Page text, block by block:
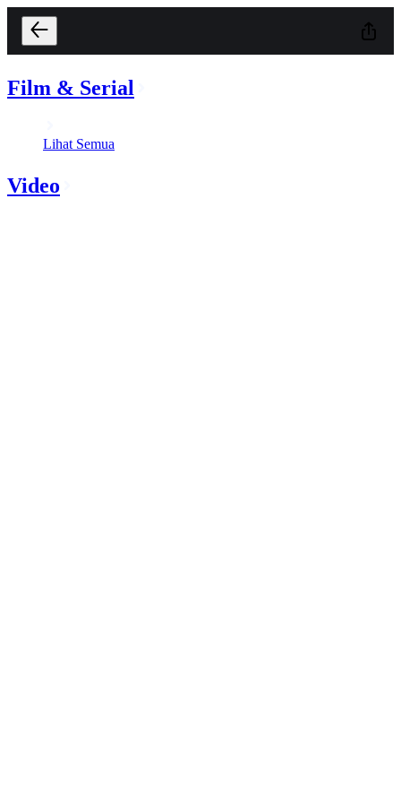
Film & Serial
Lihat Semua
Video